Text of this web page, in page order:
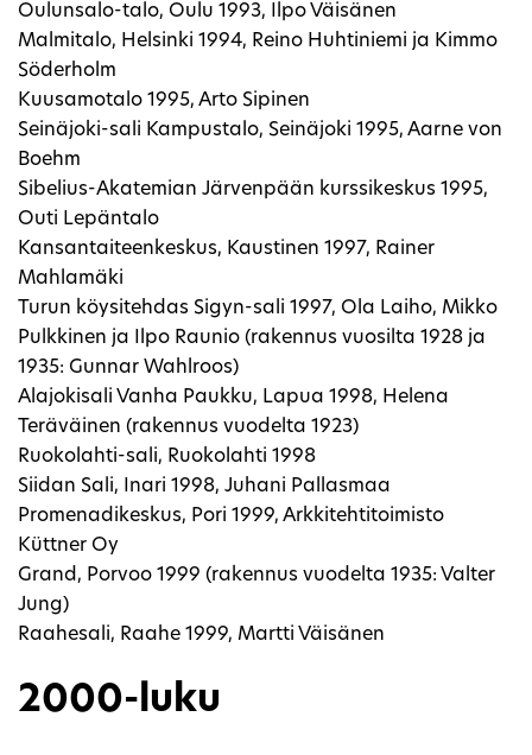
Oulunsalo-talo, Oulu 1993, Ilpo Väisänen
Malmitalo, Helsinki 1994, Reino Huhtiniemi ja Kimmo
Söderholm
Kuusamotalo 1995, Arto Sipinen
Seinäjoki-sali Kampustalo, Seinäjoki 1995, Aarne von
Boehm
Sibelius-Akatemian Järvenpään kurssikeskus 1995,
Outi Lepäntalo
Kansantaiteenkeskus, Kaustinen 1997, Rainer
Mahlamäki
Turun köysitehdas Sigyn-sali 1997, Ola Laiho, Mikko
Pulkkinen ja Ilpo Raunio (rakennus vuosilta 1928 ja
1935: Gunnar Wahlroos)
Alajokisali Vanha Paukku, Lapua 1998, Helena
Teräväinen (rakennus vuodelta 1923)
Ruokolahti-sali, Ruokolahti 1998
Siidan Sali, Inari 1998, Juhani Pallasmaa
Promenadikeskus, Pori 1999, Arkkitehtitoimisto
Küttner Oy
Grand, Porvoo 1999 (rakennus vuodelta 1935: Valter
Jung)
Raahesali, Raahe 1999, Martti Väisänen
2000-luku